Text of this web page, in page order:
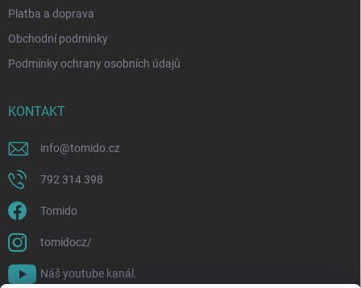
Platba a doprava
Obchodní podmínky
Podmínky ochrany osobních údajů
KONTAKT
info@tomido.cz
792 314 398
Tomido
tomidocz/
Náš youtube kanál.